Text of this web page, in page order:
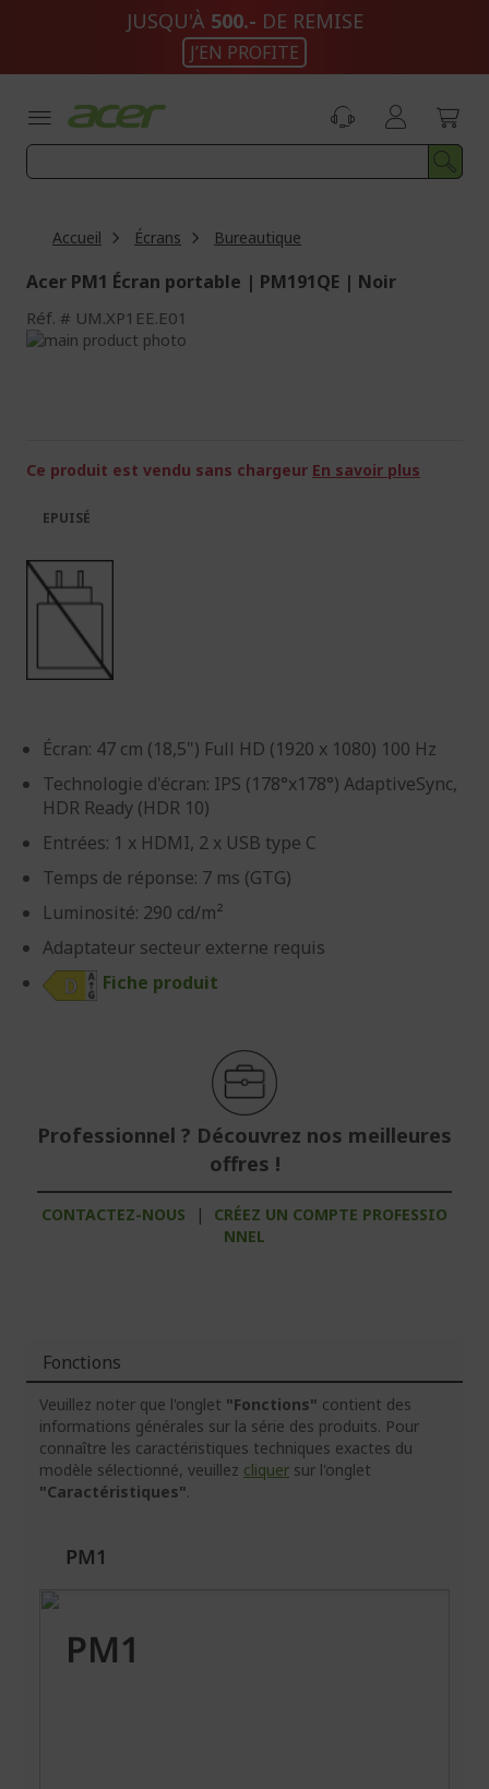
JUSQU'À 500.- DE REMISE
J’EN PROFITE
Accueil Écrans Bureautique
Acer PM1 Écran portable | PM191QE | Noir
Réf. UM.XP1EE.E01
Passer
galerie
Galerie
Écran: 47 cm (18,5") Full HD (1920 x 1080) 100 Hz
Technologie d'écran: IPS (178°x178°) AdaptiveSync,
HDR Ready (HDR 10)
Entrées: 1 x HDMI, 2 x USB type C
Temps de réponse: 7 ms (GTG)
Luminosité: 290 cd/m²
Adaptateur secteur externe requis
Fiche produit
Professionnel ? Découvrez nos meilleures
offres !
CONTACTEZ-NOUS |
CRÉEZ UN COMPTE PROFESSIO
NNEL
EPUISÉ
Ce produit est vendu sans chargeur En savoir plus
Fonctions
Veuillez noter que l'onglet "Fonctions" contient des
informations générales sur la série des produits. Pour
connaître les caractéristiques techniques exactes du
modèle sélectionné, veuillez cliquer sur l'onglet
"Caractéristiques".